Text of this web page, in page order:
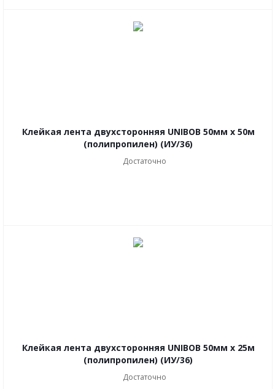
Клейкая лента двухсторонняя UNIBOB 50мм х 50м
(полипропилен) (ИУ/36)
Достаточно
Клейкая лента двухсторонняя UNIBOB 50мм х 25м
(полипропилен) (ИУ/36)
Достаточно